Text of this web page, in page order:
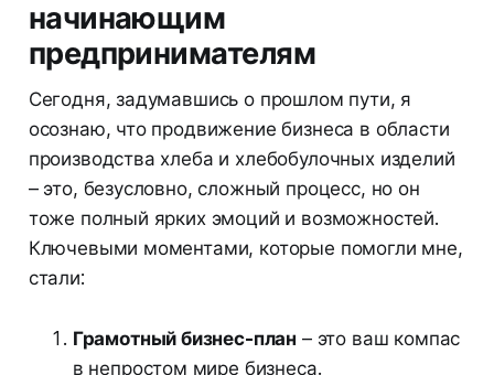
начинающим
предпринимателям
Сегодня, задумавшись о прошлом пути, я
осознаю, что продвижение бизнеса в области
производства хлеба и хлебобулочных изделий
– это, безусловно, сложный процесс, но он
тоже полный ярких эмоций и возможностей.
Ключевыми моментами, которые помогли мне,
стали:
Грамотный бизнес-план – это ваш компас
в непростом мире бизнеса.